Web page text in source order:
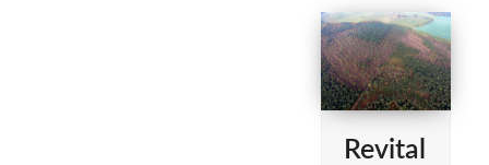
Revital